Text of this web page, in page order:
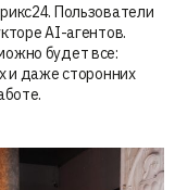
Пользователи
AI-агентов.
будет все:
и даже сторонних